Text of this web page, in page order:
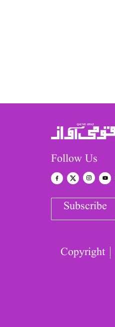
Follow Us
Subscribe
Copyright